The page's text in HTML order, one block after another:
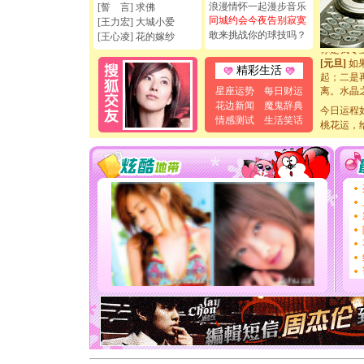
[誓 言] 求佛
[王力宏] 大城小爱
[王心凌] 花的嫁纱
浪漫情怀一起漫步音乐
同城约会今夜告别寂寞
敢来挑战你的球技吗？
精彩生活
星座运势
每日财运
花边新闻
魔鬼辞典
情感测试
生活笑话
[元旦]看
断电。爱
你是我专
[元旦]如
起；二是
离。水晶
[元旦]当
泣，这痛
卖了。水
[春节]风
颜！冬去
道一声
[春节]传
片叶子
送你一
[圣诞节]
你太多
要平安
[圣诞节]
能正大
天都要快
[圣诞节]
如意,快
[元旦]看
断电。爱
你是我专
今日运程
桃花运，